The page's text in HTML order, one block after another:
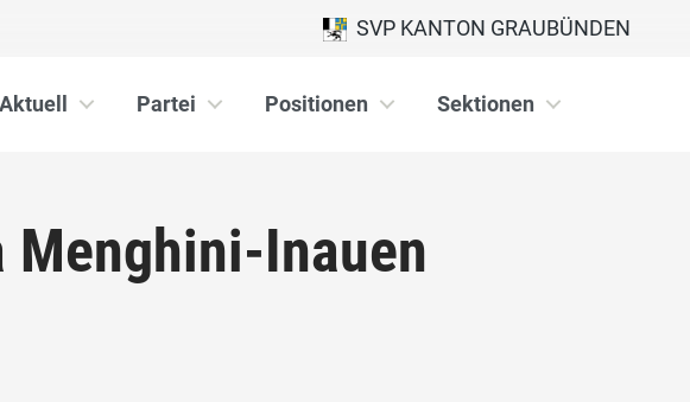
SVP KANTON GRAUBÜNDEN
Aktuell Partei Positionen Sektionen
Menghini-Inauen